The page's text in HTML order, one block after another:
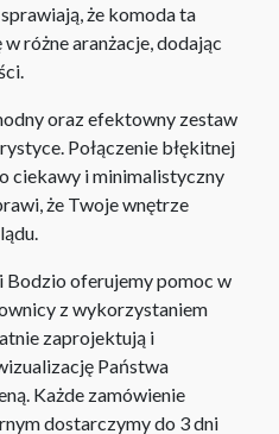
że komoda ta
różne aranżacje, dodając
oraz efektowny zestaw
Połączenie błękitnej
ciekawy i minimalistyczny
że Twoje wnętrze
Bodzio oferujemy pomoc w
z wykorzystaniem
zaprojektują i
Państwa
Każde zamówienie
dostarczymy do 3 dni